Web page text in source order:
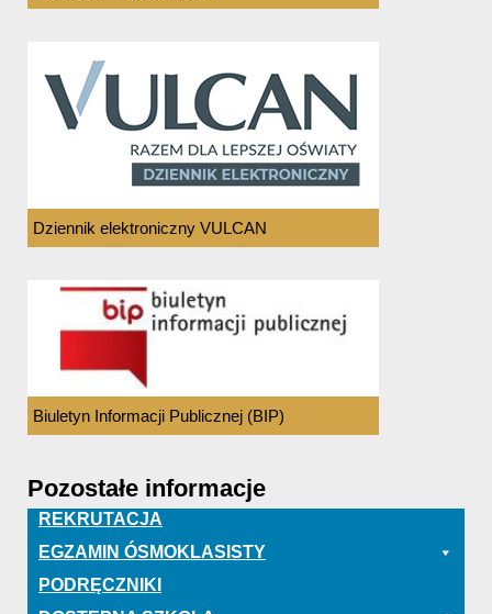
Dziennik elektroniczny VULCAN
Biuletyn Informacji Publicznej (BIP)
Pozostałe informacje
REKRUTACJA
EGZAMIN ÓSMOKLASISTY
PODRĘCZNIKI